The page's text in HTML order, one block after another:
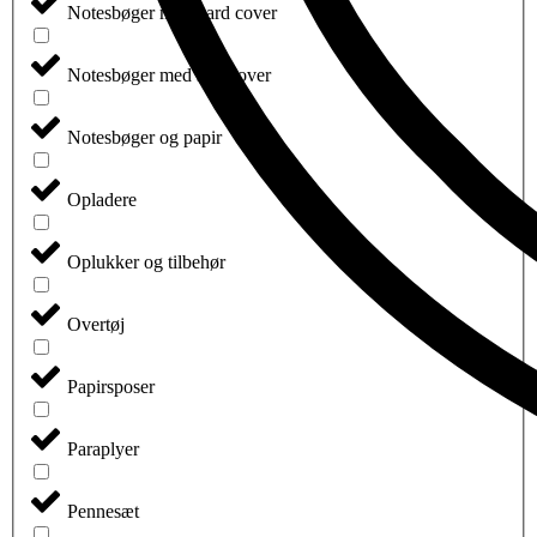
Notesbøger med hard cover
Notesbøger med soft cover
Notesbøger og papir
Opladere
Oplukker og tilbehør
Overtøj
Papirsposer
Paraplyer
Pennesæt